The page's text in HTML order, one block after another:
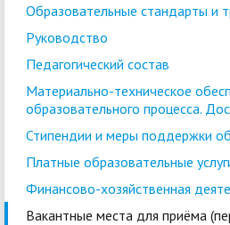
Образовательные стандарты и
Руководство
Педагогический состав
Материально-техническое
образовательного процесса.
Стипендии и меры поддержки
Платные образовательные
Финансово-хозяйственная
Вакантные места для приёма